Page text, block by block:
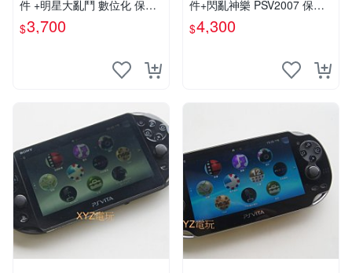
件 +明星大亂鬥 數位化 保修
一年 品質有保障
$3,700
件+閃亂神樂 PSV2007 保修
一年 品質有保障
$4,300